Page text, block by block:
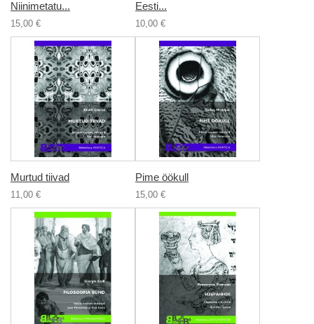
Niinimetatu...
15,00 €
Eesti...
10,00 €
Murtud tiivad
11,00 €
Pime öökull
15,00 €